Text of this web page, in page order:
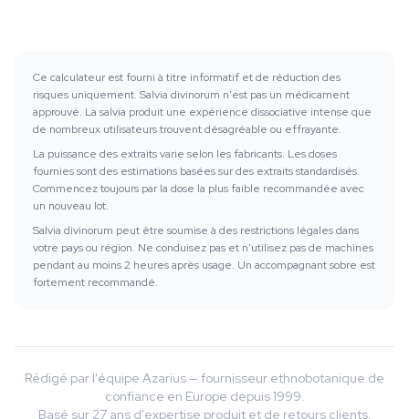
Ce calculateur est fourni à titre informatif et de réduction des
risques uniquement. Salvia divinorum n'est pas un médicament
approuvé. La salvia produit une expérience dissociative intense que
de nombreux utilisateurs trouvent désagréable ou effrayante.
La puissance des extraits varie selon les fabricants. Les doses
fournies sont des estimations basées sur des extraits standardisés.
Commencez toujours par la dose la plus faible recommandée avec
un nouveau lot.
Salvia divinorum peut être soumise à des restrictions légales dans
votre pays ou région. Ne conduisez pas et n'utilisez pas de machines
pendant au moins 2 heures après usage. Un accompagnant sobre est
fortement recommandé.
Rédigé par l'équipe Azarius — fournisseur ethnobotanique de
confiance en Europe depuis 1999.
Basé sur 27 ans d'expertise produit et de retours clients.